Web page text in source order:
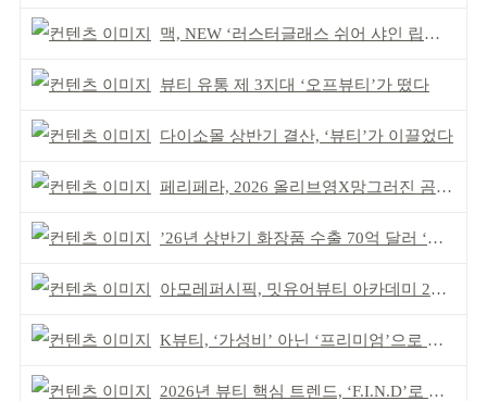
맥, NEW ‘러스터글래스 쉬어 샤인 립스틱’ 출시
뷰티 유통 제 3지대 ‘오프뷰티’가 떴다
다이소몰 상반기 결산, ‘뷰티’가 이끌었다
페리페라, 2026 올리브영X망그러진 곰 콜라보
’26년 상반기 화장품 수출 70억 달러 ‘역대 최고’
아모레퍼시픽, 밋유어뷰티 아카데미 2기 발대식
K뷰티, ‘가성비’ 아닌 ‘프리미엄’으로 승부걸어야
2026년 뷰티 핵심 트렌드, ‘F.I.N.D’로 읽는다